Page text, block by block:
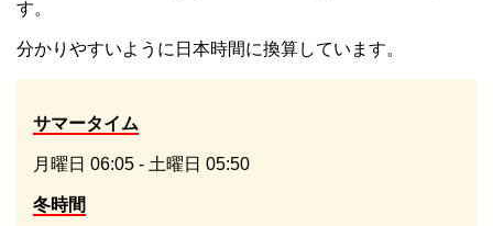
す。
分かりやすいように日本時間に換算しています。
サマータイム
月曜日 06:05 - 土曜日 05:50
冬時間